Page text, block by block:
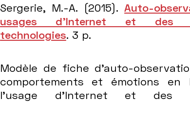
Sergerie, M.-A. (2015).Auto-
usages d’Internet et des
technologies. 3 p.
Modèle de fiche d’auto-
comportements et émotions en
l’usage d’Internet et des